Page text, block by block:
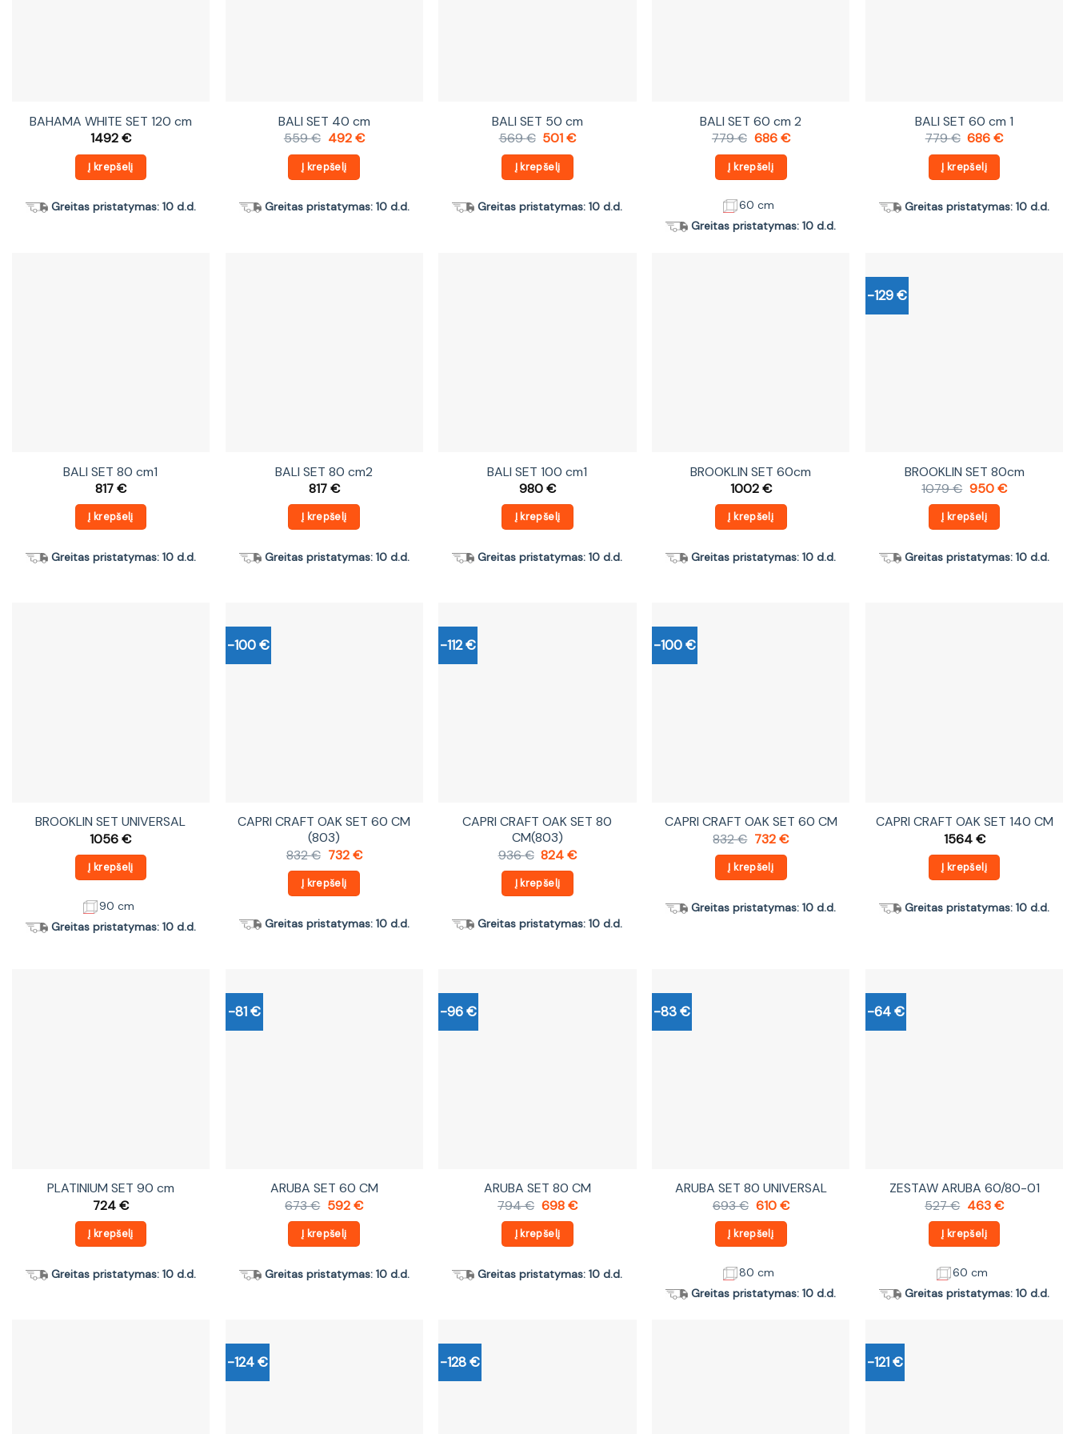
BAHAMA WHITE SET 120 cm
1492€
Į krepšelį
Greitas pristatymas: 10 d.d.
BALI SET 40 cm
559€ Original
was:
559 €.
492€Current
Į krepšelį
Greitas pristatymas: 10 d.d.
BALI SET 50 cm
569€ Original
was:
569 €.
501€Current
Į krepšelį
Greitas pristatymas: 10 d.d.
BALI SET 60 cm 2
779€ Original
was:
779 €.
686€Current
Į krepšelį
60 cm
Greitas pristatymas: 10 d.d.
BALI SET 60 cm 1
779€ Original
was:
779 €.
686€Current
Į krepšelį
Greitas pristatymas: 10 d.d.
BALI SET 80 cm1
817€
Į krepšelį
Greitas pristatymas: 10 d.d.
BALI SET 80 cm2
817€
Į krepšelį
Greitas pristatymas: 10 d.d.
BALI SET 100 cm1
980€
Į krepšelį
Greitas pristatymas: 10 d.d.
BROOKLIN SET 60cm
1002€
Į krepšelį
Greitas pristatymas: 10 d.d.
-129 €
BROOKLIN SET 80cm
1079€ Original
was:
1079 €.
950€Current
Į krepšelį
Greitas pristatymas: 10 d.d.
BROOKLIN SET UNIVERSAL
1056€
Į krepšelį
90 cm
Greitas pristatymas: 10 d.d.
-100 €
CAPRI CRAFT OAK SET 60 CM
(803)
832€ Original
was:
832 €.
732€Current
Į krepšelį
Greitas pristatymas: 10 d.d.
-112 €
CAPRI CRAFT OAK SET 80
CM(803)
936€ Original
was:
936 €.
824€Current
Į krepšelį
Greitas pristatymas: 10 d.d.
-100 €
CAPRI CRAFT OAK SET 60 CM
832€ Original
was:
832 €.
732€Current
Į krepšelį
Greitas pristatymas: 10 d.d.
CAPRI CRAFT OAK SET 140 CM
1564€
Į krepšelį
Greitas pristatymas: 10 d.d.
PLATINIUM SET 90 cm
724€
Į krepšelį
Greitas pristatymas: 10 d.d.
-81 €
ARUBA SET 60 CM
673€ Original
was:
673 €.
592€Current
Į krepšelį
Greitas pristatymas: 10 d.d.
-96 €
ARUBA SET 80 CM
794€ Original
was:
794 €.
698€Current
Į krepšelį
Greitas pristatymas: 10 d.d.
-83 €
ARUBA SET 80 UNIVERSAL
693€ Original
was:
693 €.
610€Current
Į krepšelį
80 cm
Greitas pristatymas: 10 d.d.
-64 €
ZESTAW ARUBA 60/80-01
527€ Original
was:
527 €.
463€Current
Į krepšelį
60 cm
Greitas pristatymas: 10 d.d.
-124 € -128 € -121 €